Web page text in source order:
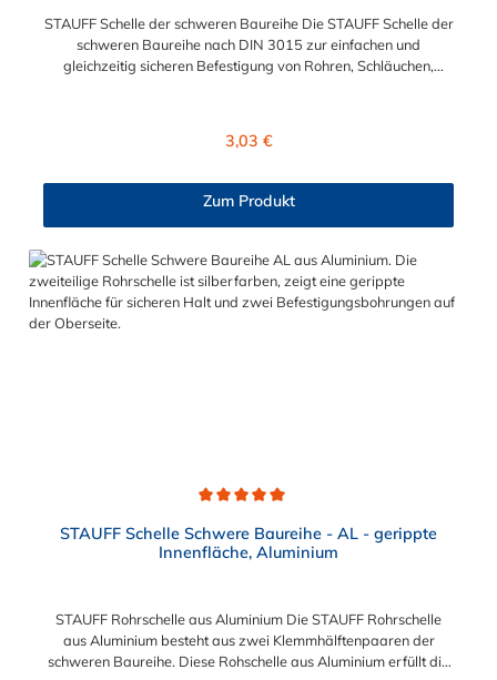
STAUFF Schelle der schweren Baureihe Die STAUFF Schelle der
schweren Baureihe nach DIN 3015 zur einfachen und
gleichzeitig sicheren Befestigung von Rohren, Schläuchen,
Polypropylen. Passende Schrauben für die STAUFF Schelle der
100 M12 x 80 7S M16 x 130 - 8S M20 x 190 - 9S M24 x 220 -
10S M30 x 300 - 11S M30 x 450 - 12S M30 x 560 -
Regulärer Preis:
3,03 €
Zum Produkt
STAUFF Schelle Schwere Baureihe - AL - gerippte
Innenfläche, Aluminium
STAUFF Rohrschelle aus Aluminium Die STAUFF Rohrschelle
aus Aluminium besteht aus zwei Klemmhälftenpaaren der
schweren Baureihe. Diese Rohschelle aus Aluminium erfüllt die